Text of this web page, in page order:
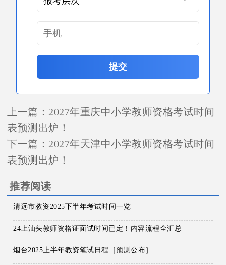
提交
上一篇： 2027年重庆中小学教师资格考试时间
表预测出炉！
下一篇： 2027年天津中小学教师资格考试时间
表预测出炉！
推荐阅读
清远市教资2025下半年考试时间一览
24上汕头教师资格证面试时间已定！内容流程全汇总
烟台2025上半年教资笔试日程［预测公布］